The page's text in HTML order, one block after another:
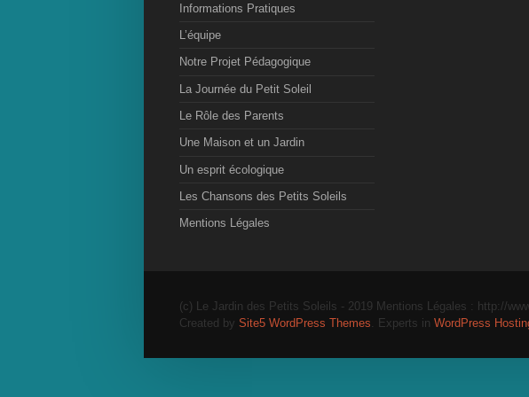
Informations Pratiques
L’équipe
Notre Projet Pédagogique
La Journée du Petit Soleil
Le Rôle des Parents
Une Maison et un Jardin
Un esprit écologique
Les Chansons des Petits Soleils
Mentions Légales
(c) Le Jardin des Petits Soleils - 2019 Mentions Légales : http://
Created by Site5 WordPress Themes . Experts in WordPress